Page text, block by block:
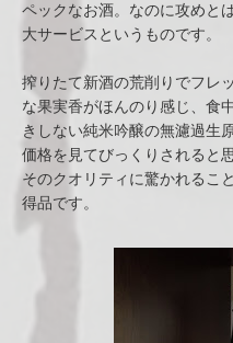
ペックなお酒。なのに攻めと
大サービスというものです。
搾りたて新酒の荒削りでフレ
な果実香がほんのり感じ、食
きしない純米吟醸の無濾過生
価格を見てびっくりされると
そのクオリティに驚かれるこ
得品です。